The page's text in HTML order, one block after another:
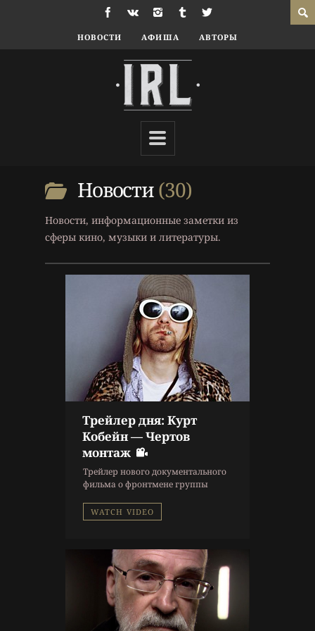
НОВОСТИ АФИША АВТОРЫ
Новости 30
Новости, информационные заметки из
сферы кино, музыки и литературы.
10 г. назад
Nirvana,Музыкальные
новости
Новости кино
Трейлер
Трейлер дня: Курт
Кобейн — Чертов
монтаж
Трейлер нового документального
фильма о фронтмене группы
WATCH VIDEO
10 г. назад